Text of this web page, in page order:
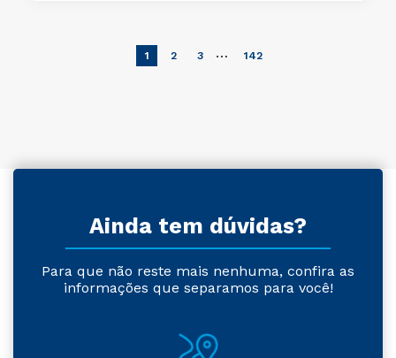
1 2 3 … 142
Ainda tem dúvidas?
Para que não reste mais nenhuma, confira as
informações que separamos para você!